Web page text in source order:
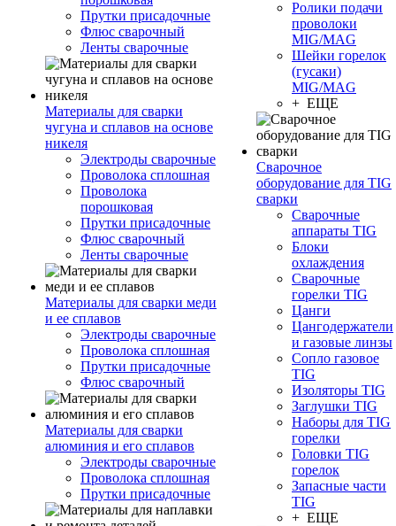
Прутки присадочные
Флюс сварочный
Ленты сварочные
Материалы для сварки
чугуна и сплавов на основе
никеля
Электроды сварочные
Проволока сплошная
Проволока
порошковая
Прутки присадочные
Флюс сварочный
Ленты сварочные
Материалы для сварки меди
и ее сплавов
Электроды сварочные
Проволока сплошная
Прутки присадочные
Флюс сварочный
Материалы для сварки
алюминия и его сплавов
Электроды сварочные
Проволока сплошная
Прутки присадочные
Ролики подачи
проволоки
MIG/MAG
Шейки горелок
(гусаки)
MIG/MAG
+ ЕЩЕ
Сварочное
оборудование для TIG
сварки
Сварочные
аппараты TIG
Блоки
охлаждения
Сварочные
горелки TIG
Цанги
Цангодержатели
и газовые линзы
Сопло газовое
TIG
Изоляторы TIG
Заглушки TIG
Наборы для TIG
горелки
Головки TIG
горелок
Запасные части
TIG
+ ЕЩЕ